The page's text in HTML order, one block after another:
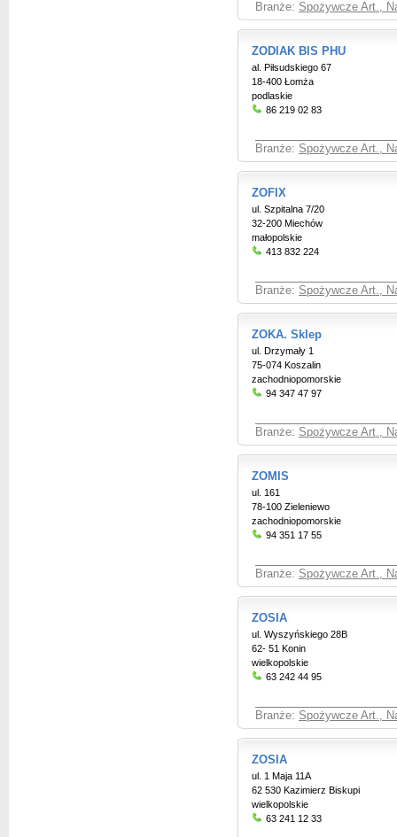
Branże: Spożywcze Art.,
ZODIAK BIS PHU
al. Piłsudskiego 67
18-400 Łomża
podlaskie
86 219 02 83
Branże: Spożywcze Art.,
ZOFIX
ul. Szpitalna 7/20
32-200 Miechów
małopolskie
413 832 224
Branże: Spożywcze Art.,
ZOKA. Sklep
ul. Drzymały 1
75-074 Koszalin
zachodniopomorskie
94 347 47 97
Branże: Spożywcze Art.,
ZOMIS
ul. 161
78-100 Zieleniewo
zachodniopomorskie
94 351 17 55
Branże: Spożywcze Art.,
ZOSIA
ul. Wyszyńskiego 28B
62- 51 Konin
wielkopolskie
63 242 44 95
Branże: Spożywcze Art.,
ZOSIA
ul. 1 Maja 11A
62 530 Kazimierz Biskupi
wielkopolskie
63 241 12 33